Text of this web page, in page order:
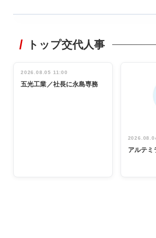
非鉄業界で
管理職編
インタビュ
ー／社内ア
INTERVIEW
トップ交代人事
2026.08.05 11:00
五光工業／社長に永島専務
アルテミ